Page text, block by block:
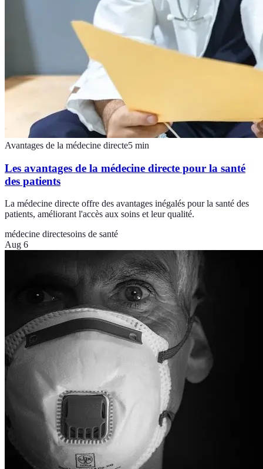
Avantages de la médecine directe5 min
Les avantages de la médecine directe pour la santé
des patients
La médecine directe offre des avantages inégalés pour la santé des
patients, améliorant l'accès aux soins et leur qualité.
médecine directesoins de santé
Aug 6